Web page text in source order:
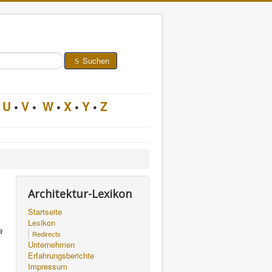
Suchen
U • V • W • X • Y • Z
Architektur-Lexikon
Startseite
Lexikon
Redirects
Unternehmen
Erfahrungsberichte
Impressum